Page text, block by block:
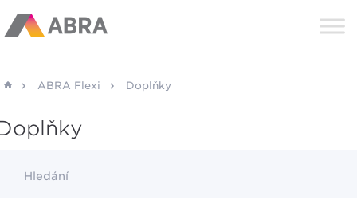
ABRA Flexi Doplňky
Hledání